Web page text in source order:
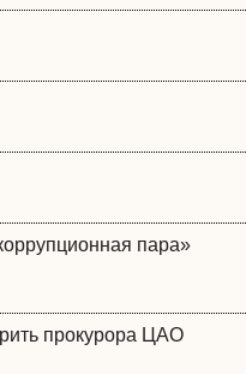
пара»
прокурора ЦАО